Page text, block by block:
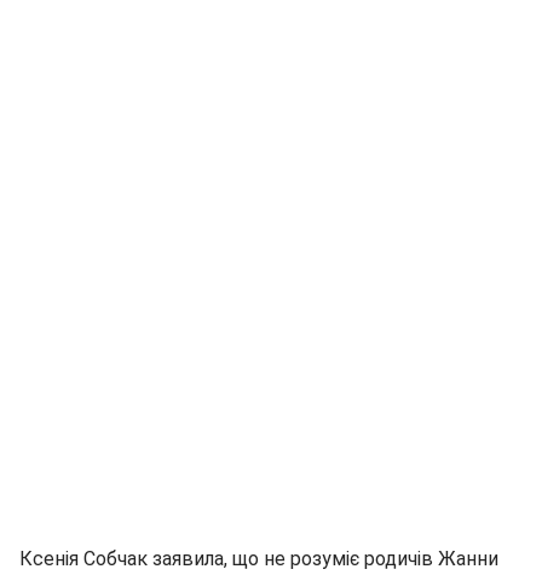
Ксенія Собчак заявила, що не розуміє родичів Жанни